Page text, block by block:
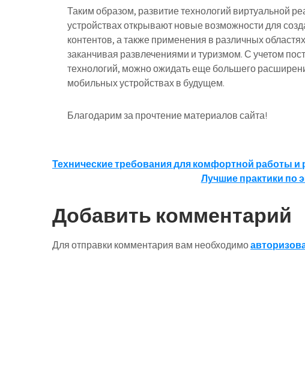
Таким образом, развитие технологий виртуальной
устройствах открывают новые возможности для
контентов, а также применения в различных
заканчивая развлечениями и туризмом. С учетом
технологий, можно ожидать еще большего
мобильных устройствах в будущем.
Благодарим за прочтение материалов сайта!
Навигация
записям
Технические требования для комфортной работы и
Лучшие практики по
Добавить комментарий
Для отправки комментария вам необходимо